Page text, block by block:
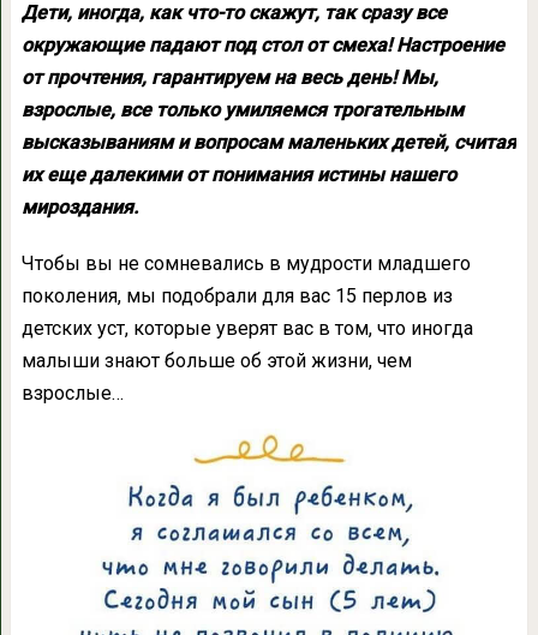
Дети, иногда, как что-то скажут, так сразу все
окружающие падают под стол от смеха! Настроение
от прочтения, гарантируем на весь день! Мы,
взрослые, все только умиляемся трогательным
высказываниям и вопросам маленьких детей, считая
их еще далекими от понимания истины нашего
мироздания.
Чтобы вы не сомневались в мудрости младшего
поколения, мы подобрали для вас 15 перлов из
детских уст, которые уверят вас в том, что иногда
малыши знают больше об этой жизни, чем
взрослые…